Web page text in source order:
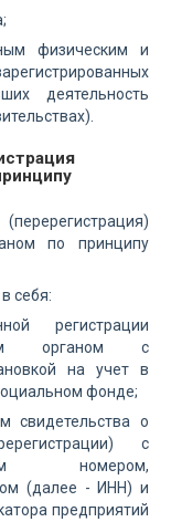
физическим и
деятельность
по принципу
себя:
регистрации
органом с
на учет в
фонде;
свидетельства о
с
номером,
(далее - ИНН) и
предприятий